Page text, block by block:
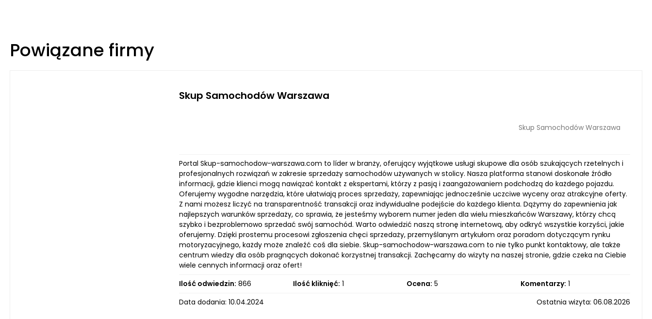
Powiązane firmy
Skup Samochodów Warszawa
Skup Samochodów Warszawa
Portal Skup-samochodow-warszawa.com to líder w branży, oferujący wyjątkowe usługi skupowe dla osób szukających rzetelnych i
profesjonalnych rozwiązań w zakresie sprzedaży samochodów używanych w stolicy. Nasza platforma stanowi doskonałe źródło
informacji, gdzie klienci mogą nawiązać kontakt z ekspertami, którzy z pasją i zaangażowaniem podchodzą do każdego pojazdu.
Oferujemy wygodne narzędzia, które ułatwiają proces sprzedaży, zapewniając jednocześnie uczciwe wyceny oraz atrakcyjne oferty.
Z nami możesz liczyć na transparentność transakcji oraz indywidualne podejście do każdego klienta. Dążymy do zapewnienia jak
najlepszych warunków sprzedaży, co sprawia, że jesteśmy wyborem numer jeden dla wielu mieszkańców Warszawy, którzy chcą
szybko i bezproblemowo sprzedać swój samochód. Warto odwiedzić naszą stronę internetową, aby odkryć wszystkie korzyści, jakie
oferujemy. Dzięki prostemu procesowi zgłoszenia chęci sprzedaży, przemyślanym artykułom oraz poradom dotyczącym rynku
motoryzacyjnego, każdy może znaleźć coś dla siebie. Skup-samochodow-warszawa.com to nie tylko punkt kontaktowy, ale także
centrum wiedzy dla osób pragnących dokonać korzystnej transakcji. Zachęcamy do wizyty na naszej stronie, gdzie czeka na Ciebie
wiele cennych informacji oraz ofert!
Ilość odwiedzin: 866 Ilość kliknięć: 1 Ocena: 5 Komentarzy: 1
Data dodania: 10.04.2024
Ostatnia wizyta: 06.08.2026